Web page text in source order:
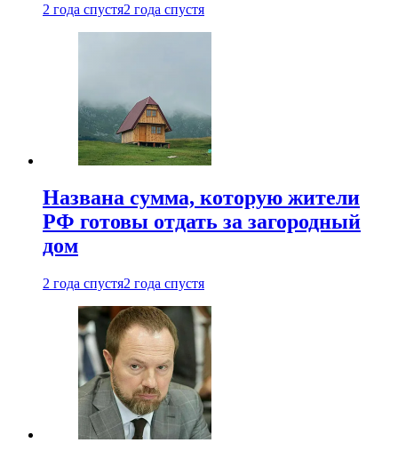
2 года спустя2 года спустя
Названа сумма, которую жители
РФ готовы отдать за загородный
дом
2 года спустя2 года спустя